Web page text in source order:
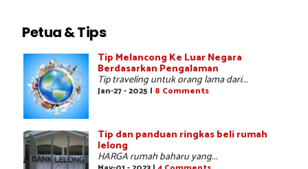
Petua & Tips
Tip Melancong Ke Luar Negara
Berdasarkan Pengalaman
Tip traveling untuk orang lama dari...
Jan-27 - 2025 | 8 Comments
Tip dan panduan ringkas beli rumah
lelong
HARGA rumah baharu yang...